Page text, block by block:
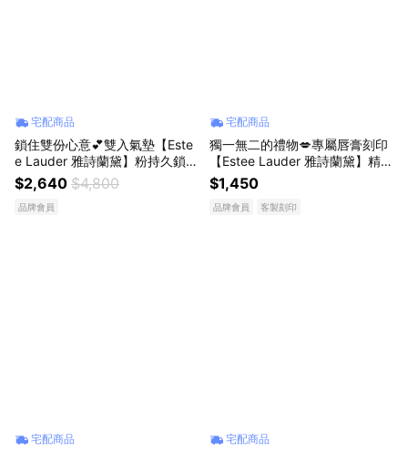
宅配商品
鎖住雙份心意💕雙入氣墊【Este
e Lauder 雅詩蘭黛】粉持久鎖妝
氣墊粉餅SPF45/PA+++ (共6色)
$2,640 $4,800
品牌會員
宅配商品
獨一無二的禮物💋專屬唇膏刻印
【Estee Lauder 雅詩蘭黛】精萃
唇膏(多色可選👄)+妝前精華5ml
#口紅送禮推薦
$1,450
品牌會員 客製刻印
宅配商品 宅配商品